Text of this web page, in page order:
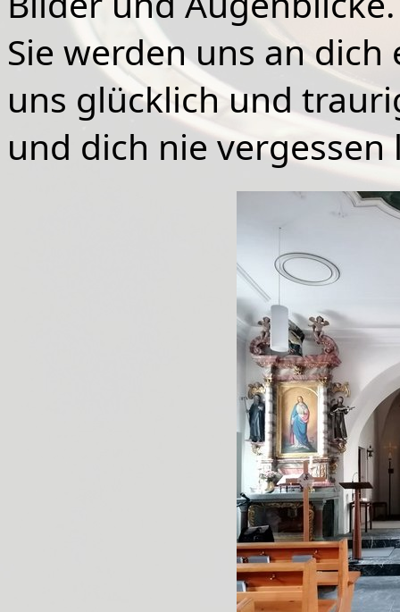
Sie werden uns an
uns glücklich und
und dich nie vergessen